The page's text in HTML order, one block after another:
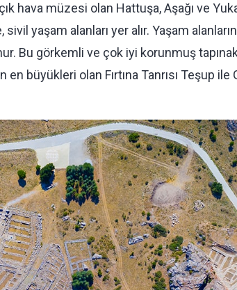
hava müzesi olan Hattuşa, Aşağı ve
yaşam alanları yer alır. Yaşam
Bu görkemli ve çok iyi korunmuş
büyükleri olan Fırtına Tanrısı Teşup ile